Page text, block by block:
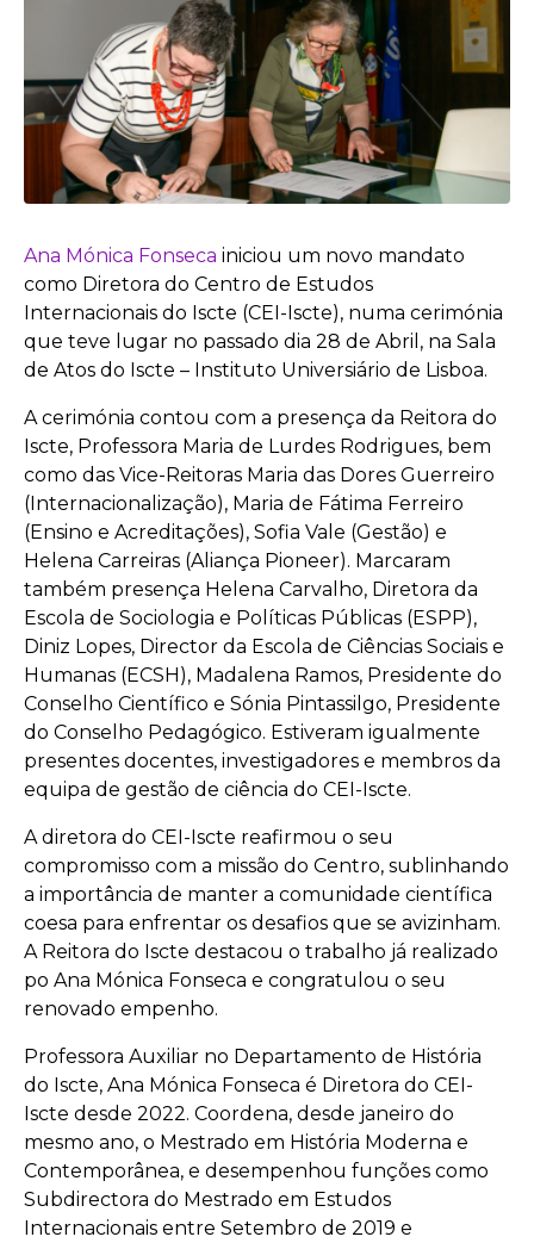
Ana Mónica Fonseca iniciou um novo mandato
como Diretora do Centro de Estudos
Internacionais do Iscte (CEI-Iscte), numa cerimónia
que teve lugar no passado dia 28 de Abril, na Sala
de Atos do Iscte – Instituto Universiário de Lisboa.
A cerimónia contou com a presença da Reitora do
Iscte, Professora Maria de Lurdes Rodrigues, bem
como das Vice-Reitoras Maria das Dores Guerreiro
(Internacionalização), Maria de Fátima Ferreiro
(Ensino e Acreditações), Sofia Vale (Gestão) e
Helena Carreiras (Aliança Pioneer). Marcaram
também presença Helena Carvalho, Diretora da
Escola de Sociologia e Políticas Públicas (ESPP),
Diniz Lopes, Director da Escola de Ciências Sociais e
Humanas (ECSH), Madalena Ramos, Presidente do
Conselho Científico e Sónia Pintassilgo, Presidente
do Conselho Pedagógico. Estiveram igualmente
presentes docentes, investigadores e membros da
equipa de gestão de ciência do CEI-Iscte.
A diretora do CEI-Iscte reafirmou o seu
compromisso com a missão do Centro, sublinhando
a importância de manter a comunidade científica
coesa para enfrentar os desafios que se avizinham.
A Reitora do Iscte destacou o trabalho já realizado
po Ana Mónica Fonseca e congratulou o seu
renovado empenho.
Professora Auxiliar no Departamento de História
do Iscte, Ana Mónica Fonseca é Diretora do CEI-
Iscte desde 2022. Coordena, desde janeiro do
mesmo ano, o Mestrado em História Moderna e
Contemporânea, e desempenhou funções como
Subdirectora do Mestrado em Estudos
Internacionais entre Setembro de 2019 e